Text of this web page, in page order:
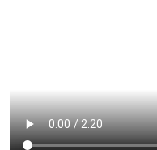
หัวข้อที่เราแนะนำ